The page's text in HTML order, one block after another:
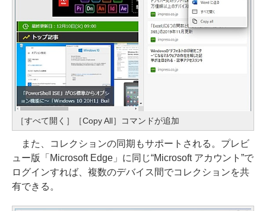
［すべて開く］［Copy All］コマンドが追加
また、コレクションの同期もサポートされる。プレビ
ュー版「Microsoft Edge」に同じ“Microsoft アカウント”で
ログインすれば、複数のデバイス間でコレクションを共
有できる。